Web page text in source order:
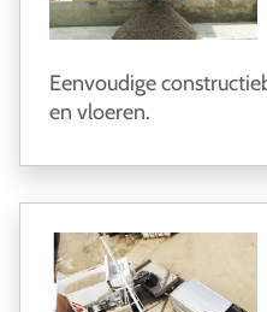
Eenvoudige
en vloeren.